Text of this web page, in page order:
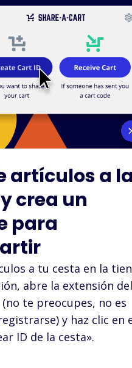
artículos a la
crea un
para
a tu cesta en la
abre la extensión del
te preocupes, no es
y haz clic en
ID de la cesta».